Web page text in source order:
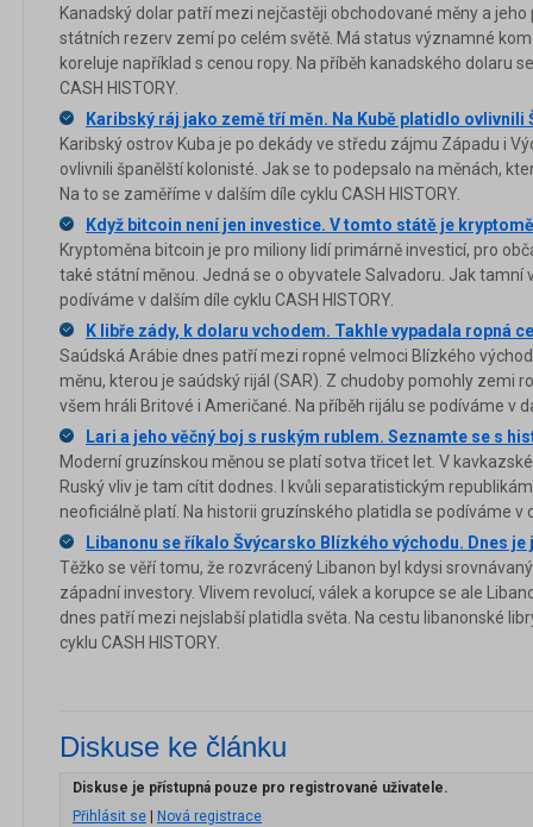
Kanadský dolar patří mezi nejčastěji obchodované měny a
státních rezerv zemí po celém světě. Má status významné
koreluje například s cenou ropy. Na příběh kanadského dolaru
CASH HISTORY.
Karibský ráj jako země tří měn. Na Kubě platidlo ovlivnili
Karibský ostrov Kuba je po dekády ve středu zájmu Západu i
ovlivnili španělští kolonisté. Jak se to podepsalo na měnách,
Na to se zaměříme v dalším díle cyklu CASH HISTORY.
Když bitcoin není jen investice. V tomto státě je
Kryptoměna bitcoin je pro miliony lidí primárně investicí, pro
také státní měnou. Jedná se o obyvatele Salvadoru. Jak tamní
podíváme v dalším díle cyklu CASH HISTORY.
K libře zády, k dolaru vchodem. Takhle vypadala ropná
Saúdská Arábie dnes patří mezi ropné velmoci Blízkého
měnu, kterou je saúdský rijál (SAR). Z chudoby pomohly zemi
všem hráli Britové i Američané. Na příběh rijálu se podíváme v
Lari a jeho věčný boj s ruským rublem. Seznamte se s
Moderní gruzínskou měnou se platí sotva třicet let. V
Ruský vliv je tam cítit dodnes. I kvůli separatistickým
neoficiálně platí. Na historii gruzínského platidla se podíváme v
Libanonu se říkalo Švýcarsko Blízkého východu. Dnes
Těžko se věří tomu, že rozvrácený Libanon byl kdysi
západní investory. Vlivem revolucí, válek a korupce se ale
dnes patří mezi nejslabší platidla světa. Na cestu libanonské
cyklu CASH HISTORY.
Diskuse ke článku
Diskuse je přístupná pouze pro registrované uživatele.
Přihlásit se
Nová registrace